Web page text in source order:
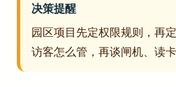
决策提醒
园区项目先定权限规则，再
访客怎么管，再谈闸机、读卡